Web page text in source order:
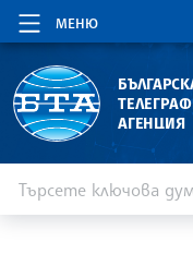
МЕНЮ
АГЕНЦИЯ